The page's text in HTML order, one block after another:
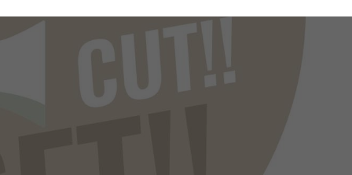
con «Las Muñequitas Remix»